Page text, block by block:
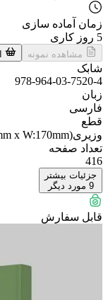
زمان آماده سازی
5 روز کاری
مشاهده نمونه
شابک
978-964-03-7520-4
زبان
فارسی
قطع
وزیری(L:240mm x W:170mm)
تعداد صفحه
416
جزئیات بیشتر
9 مورد دیگر
قابل سفارش